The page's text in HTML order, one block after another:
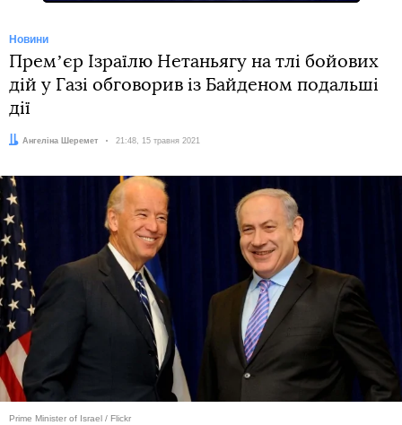
Новини
Премʼєр Ізраїлю Нетаньягу на тлі бойових
дій у Газі обговорив із Байденом подальші
дії
Автор:
Ангеліна Шеремет Дата:
21:48, 15 травня 2021
Prime Minister of Israel / Flickr